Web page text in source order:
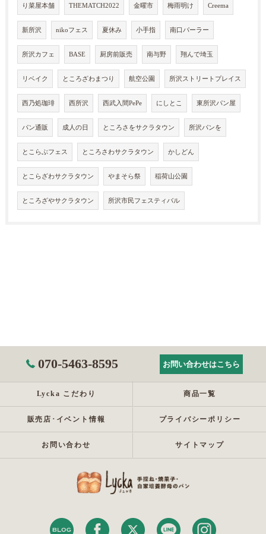
り菜屋本舗 THEMATCH2022 金曜市 梅雨明け Creema
新所沢 nikoフェス 夏休み 小手指 南口パーラー
所沢カフェ BASE 厨房前販売 南与野 翔んで埼玉
リベイク ところざわまつり 航空公園 所沢ストリートプレイス
西乃処珈琲 西所沢 西武入間PePe にしとこ 東所沢パン屋
パン通販 成人の日 ところさをサクラタウン 所沢パンを
とこらぶフェス ところさわサクラタウン かしどん
とこらざわサクラタウン やまそら祭 稲荷山公園
ところざやサクラタウン 所沢市民フェスティバル
070-5463-8595 お問い合わせはこちら
Lycka こだわり 商品一覧
販売店･イベント情報 プライバシーポリシー
お問い合わせ サイトマップ